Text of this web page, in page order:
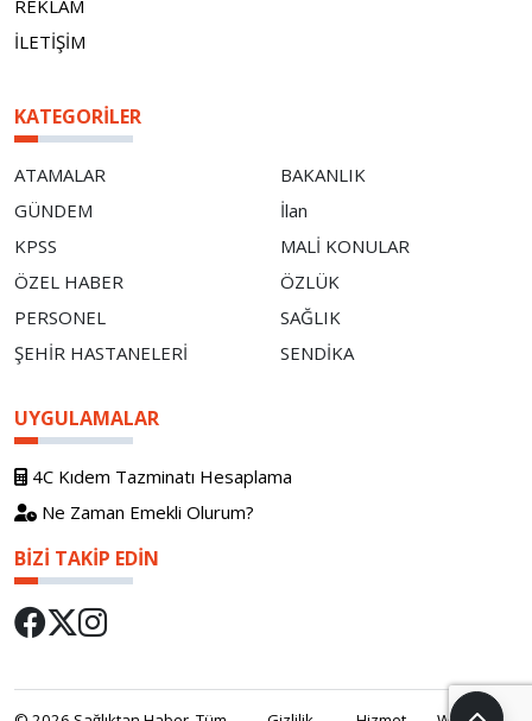
REKLAM
İLETİŞİM
KATEGORILER
ATAMALAR
BAKANLIK
GÜNDEM
İlan
KPSS
MALİ KONULAR
ÖZEL HABER
ÖZLÜK
PERSONEL
SAĞLIK
ŞEHİR HASTANELERİ
SENDİKA
UYGULAMALAR
4C Kıdem Tazminatı Hesaplama
Ne Zaman Emekli Olurum?
BIZI TAKIP EDIN